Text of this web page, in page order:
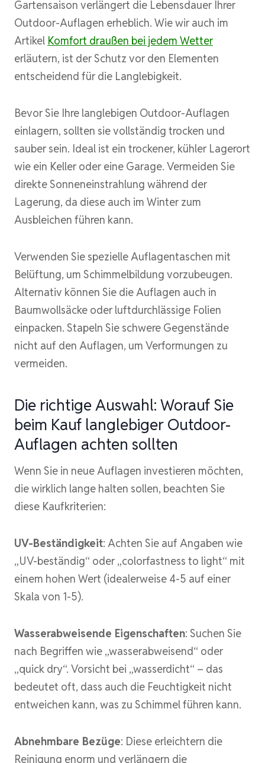
Gartensaison verlängert die Lebensdauer Ihrer
Outdoor-Auflagen erheblich. Wie wir auch im
Artikel Komfort draußen bei jedem Wetter
erläutern, ist der Schutz vor den Elementen
entscheidend für die Langlebigkeit.
Bevor Sie Ihre langlebigen Outdoor-Auflagen
einlagern, sollten sie vollständig trocken und
sauber sein. Ideal ist ein trockener, kühler Lagerort
wie ein Keller oder eine Garage. Vermeiden Sie
direkte Sonneneinstrahlung während der
Lagerung, da diese auch im Winter zum
Ausbleichen führen kann.
Verwenden Sie spezielle Auflagentaschen mit
Belüftung, um Schimmelbildung vorzubeugen.
Alternativ können Sie die Auflagen auch in
Baumwollsäcke oder luftdurchlässige Folien
einpacken. Stapeln Sie schwere Gegenstände
nicht auf den Auflagen, um Verformungen zu
vermeiden.
Die richtige Auswahl: Worauf Sie
beim Kauf langlebiger Outdoor-
Auflagen achten sollten
Wenn Sie in neue Auflagen investieren möchten,
die wirklich lange halten sollen, beachten Sie
diese Kaufkriterien:
UV-Beständigkeit: Achten Sie auf Angaben wie
„UV-beständig“ oder „colorfastness to light“ mit
einem hohen Wert (idealerweise 4-5 auf einer
Skala von 1-5).
Wasserabweisende Eigenschaften: Suchen Sie
nach Begriffen wie „wasserabweisend“ oder
„quick dry“. Vorsicht bei „wasserdicht“ – das
bedeutet oft, dass auch die Feuchtigkeit nicht
entweichen kann, was zu Schimmel führen kann.
Abnehmbare Bezüge: Diese erleichtern die
Reinigung enorm und verlängern die